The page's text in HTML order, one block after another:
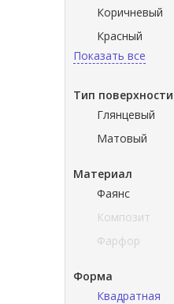
Коричневый
Красный
Показать все
Тип поверхности
Глянцевый
Матовый
Материал
Фаянс
Композит
Фарфор
Форма
Квадратная